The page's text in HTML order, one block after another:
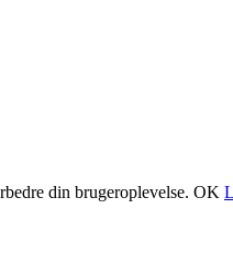
din brugeroplevelse. OK